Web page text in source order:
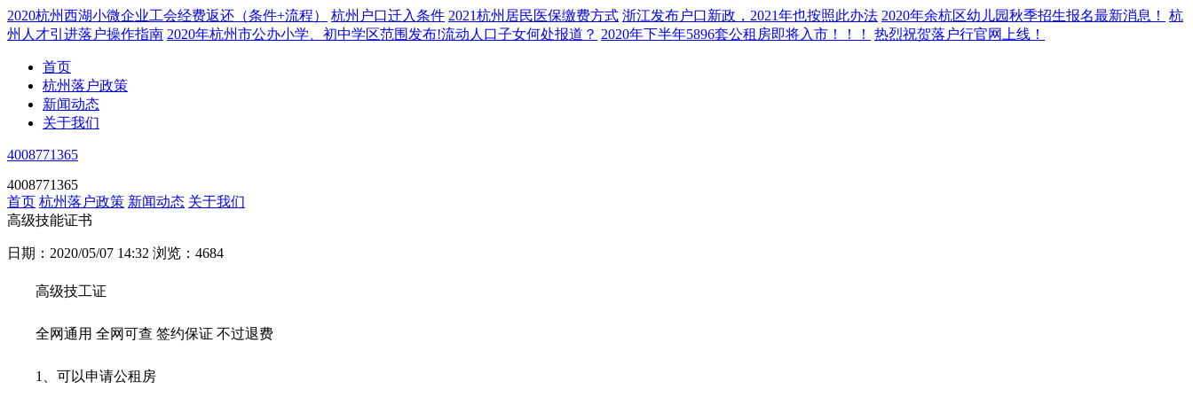
2020杭州西湖小微企业工会经费返还（条件+流程） 杭州户口迁入条件 2021杭州居民医保缴费方式 浙江发布户口新政，2021年也按照此办法 2020年余杭区幼儿园秋季招生报名最新消息！
杭
州人才引进落户操作指南 2020年杭州市公办小学、初中学区范围发布!流动人口子女何处报道？ 2020年下半年5896套公租房即将入市！！！ 热烈祝贺落户行官网上线！
首页
杭州落户政策
新闻动态
关于我们
4008771365
4008771365
首页 杭州落户政策 新闻动态 关于我们
高级技能证书
日期：2020/05/07 14:32 浏览：4684
高级技工证
全网通用 全网可查 签约保证 不过退费
1、可以申请公租房